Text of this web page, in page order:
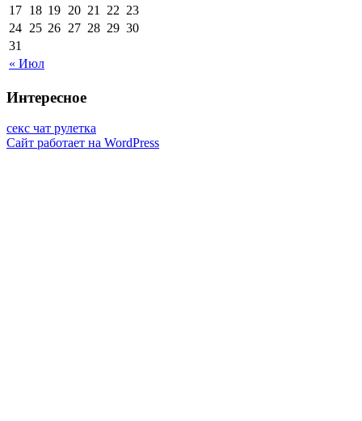
« Июл
17 18 19 20 21 22 23
24 25 26 27 28 29 30
31
Интересное
секс чат рулетка
Сайт работает на WordPress